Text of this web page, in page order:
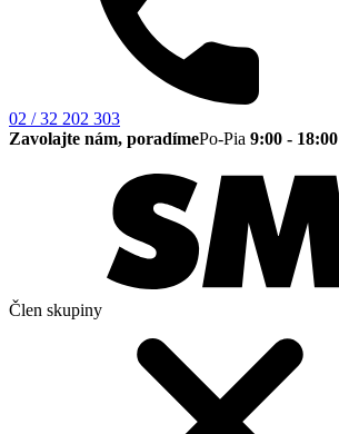
02 / 32 202 303
Zavolajte nám, poradímePo-Pia 9:00 - 18:00
Člen skupiny